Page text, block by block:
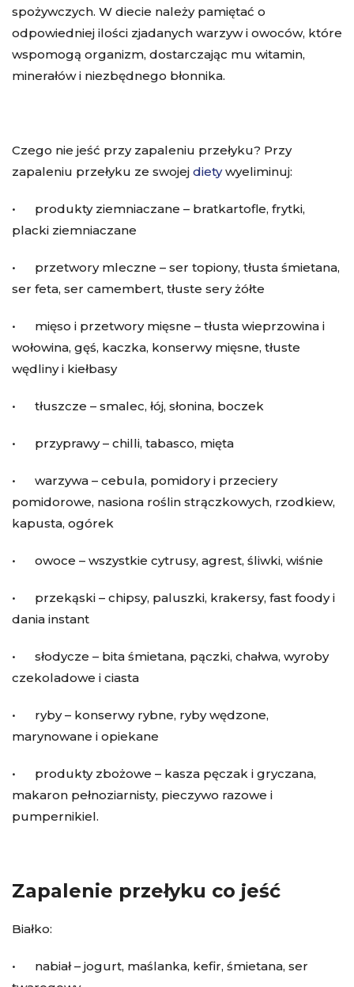
spożywczych. W diecie należy pamiętać o
odpowiedniej ilości zjadanych warzyw i owoców, które
wspomogą organizm, dostarczając mu witamin,
minerałów i niezbędnego błonnika.
Czego nie jeść przy zapaleniu przełyku? Przy
zapaleniu przełyku ze swojej dietywyeliminuj:
• produkty ziemniaczane – bratkartofle, frytki,
placki ziemniaczane
• przetwory mleczne – ser topiony, tłusta śmietana,
ser feta, ser camembert, tłuste sery żółte
• mięso i przetwory mięsne – tłusta wieprzowina i
wołowina, gęś, kaczka, konserwy mięsne, tłuste
wędliny i kiełbasy
• tłuszcze – smalec, łój, słonina, boczek
• przyprawy – chilli, tabasco, mięta
• warzywa – cebula, pomidory i przeciery
pomidorowe, nasiona roślin strączkowych, rzodkiew,
kapusta, ogórek
• owoce – wszystkie cytrusy, agrest, śliwki, wiśnie
• przekąski – chipsy, paluszki, krakersy, fast foody i
dania instant
• słodycze – bita śmietana, pączki, chałwa, wyroby
czekoladowe i ciasta
• ryby – konserwy rybne, ryby wędzone,
marynowane i opiekane
• produkty zbożowe – kasza pęczak i gryczana,
makaron pełnoziarnisty, pieczywo razowe i
pumpernikiel.
Zapalenie przełyku co jeść
Białko:
• nabiał – jogurt, maślanka, kefir, śmietana, ser